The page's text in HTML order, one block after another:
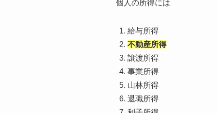
個人の所得には
給与所得
不動産所得
譲渡所得
事業所得
山林所得
退職所得